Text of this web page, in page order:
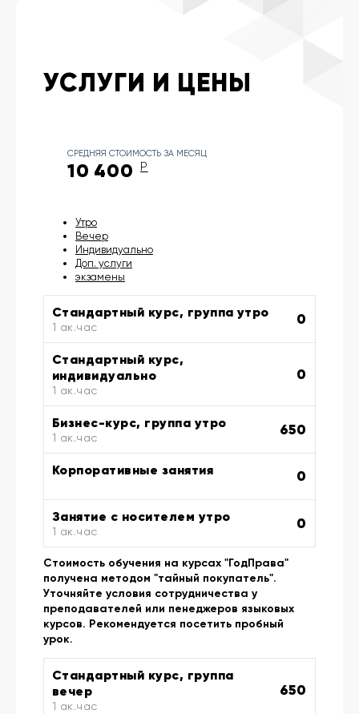
УСЛУГИ И ЦЕНЫ
СРЕДНЯЯ СТОИМОСТЬ ЗА МЕСЯЦ
10 400 Р
Утро
Вечер
Индивидуально
Доп. услуги
экзамены
Стандартный курс, группа утро
1 ак.час 0
Стандартный курс,
индивидуально
1 ак.час
0
Бизнес-курс, группа утро
1 ак.час 650
Корпоративные занятия 0
Занятие с носителем утро
1 ак.час 0
Стоимость обучения на курсах "ГодПрава"
получена методом "тайный покупатель".
Уточняйте условия сотрудничества у
преподавателей или пенеджеров языковых
курсов. Рекомендуется посетить пробный
урок.
Стандартный курс, группа
вечер
1 ак.час
650